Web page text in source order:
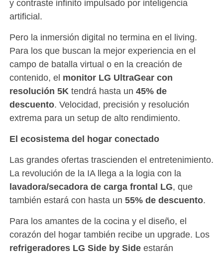
y contraste infinito impulsado por inteligencia
artificial.
Pero la inmersión digital no termina en el living.
Para los que buscan la mejor experiencia en el
campo de batalla virtual o en la creación de
contenido, el monitor LG UltraGearcon
resolución 5K tendrá hasta un 45% de
descuento. Velocidad, precisión y resolución
extrema para un setup de alto rendimiento.
El ecosistema del hogar conectado
Las grandes ofertas trascienden el entretenimiento.
La revolución de la IA llega a la logia con la
lavadora/secadora de carga frontal LG, que
también estará con hasta un 55% de descuento.
Para los amantes de la cocina y el diseño, el
corazón del hogar también recibe un upgrade. Los
refrigeradores LG Side by Sideestarán